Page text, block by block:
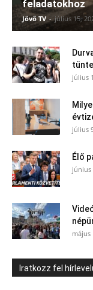
feladatokhoz
Jövő TV - július 15,
július
július
Élő
június
május
Iratkozz fel